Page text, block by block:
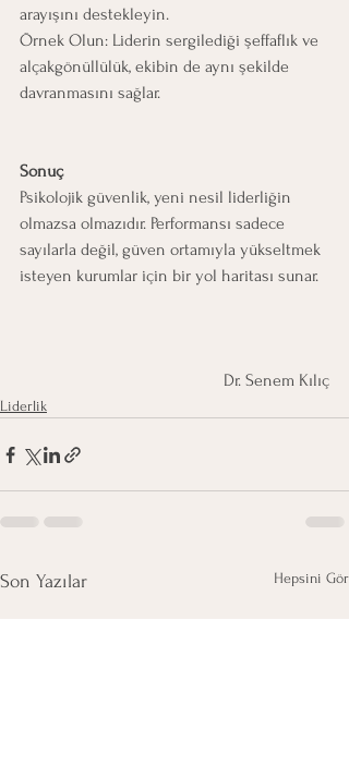
arayışını destekleyin.
Örnek Olun: Liderin sergilediği şeffaflık ve
alçakgönüllülük, ekibin de aynı şekilde
davranmasını sağlar.
Sonuç
Psikolojik güvenlik, yeni nesil liderliğin
olmazsa olmazıdır. Performansı sadece
sayılarla değil, güven ortamıyla yükseltmek
isteyen kurumlar için bir yol haritası sunar.
Dr. Senem Kılıç
Liderlik
Son Yazılar Hepsini Gör